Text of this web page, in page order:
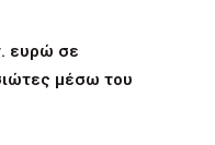
ευρώ σε
μέσω του